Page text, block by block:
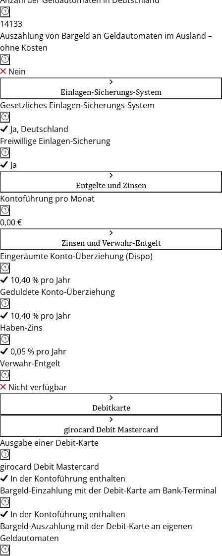
14133
Auszahlung von Bargeld an Geldautomaten im Ausland –
ohne Kosten
Nein
Einlagen-Sicherungs-System
Gesetzliches Einlagen-Sicherungs-System
Ja, Deutschland
Freiwillige Einlagen-Sicherung
Ja
Entgelte und Zinsen
Kontoführung pro Monat
0,00 €
Zinsen und Verwahr-Entgelt
Eingeräumte Konto-Überziehung (Dispo)
10,40 % pro Jahr
Geduldete Konto-Überziehung
10,40 % pro Jahr
Haben-Zins
0,05 % pro Jahr
Verwahr-Entgelt
Nicht verfügbar
Debitkarte
girocard Debit Mastercard
Ausgabe einer Debit-Karte
girocard Debit Mastercard
In der Kontoführung enthalten
Bargeld-Einzahlung mit der Debit-Karte am Bank-Terminal
In der Kontoführung enthalten
Bargeld-Auszahlung mit der Debit-Karte an eigenen
Geldautomaten